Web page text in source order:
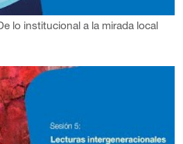
lo institucional a la mirada local